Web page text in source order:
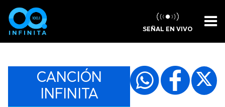
SEÑAL EN VIVO
CANCIÓN
INFINITA